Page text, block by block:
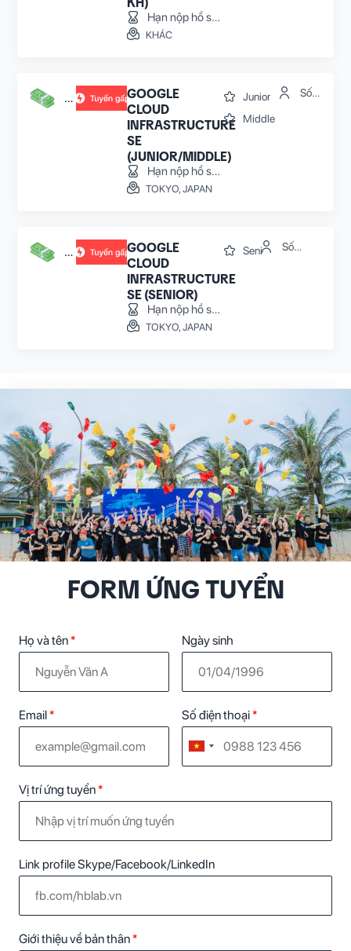
KHÁC
Hạn nộp hồ sơ:
31/07/2026
TOKYO, JAPAN
GOOGLE
CLOUD
INFRASTRUCTURE
SE
(JUNIOR/MIDDLE)
Hạn nộp hồ sơ:
22/08/2026
Junior
Middle
Số
Thoả
thuận
TOKYO, JAPAN
GOOGLE
CLOUD
INFRASTRUCTURE
SE (SENIOR)
Hạn nộp hồ sơ:
22/08/2026
Senior
Số
Thoả
thuận
FORM ỨNG TUYỂN
Họ và tên* Ngày sinh
Email* Số điện thoại*
Vị trí ứng tuyển*
Link profile Skype/Facebook/LinkedIn
Giới thiệu về bản thân*